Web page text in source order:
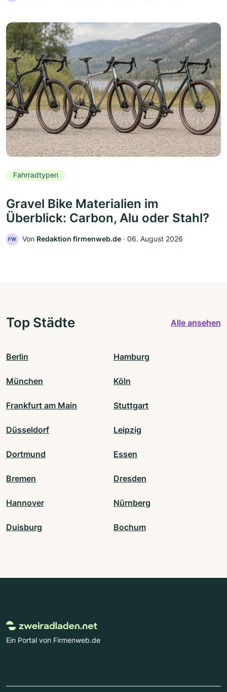
Fahrradtypen
Gravel Bike Materialien im
Überblick: Carbon, Alu oder Stahl?
FW Von Redaktion firmenweb.de ‧ 06. August 2026
Top Städte Alle ansehen
Berlin Hamburg
München Köln
Frankfurt am Main Stuttgart
Düsseldorf Leipzig
Dortmund Essen
Bremen Dresden
Hannover Nürnberg
Duisburg Bochum
Ein Portal von Firmenweb.de